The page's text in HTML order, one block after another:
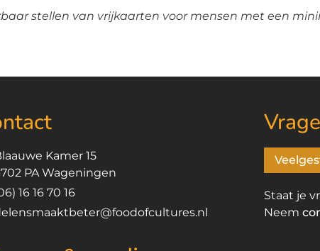
stellen van vrijkaarten voor mensen met een
Kamer 15
PA Wageningen
16 16 70 16
Staat je
Neem